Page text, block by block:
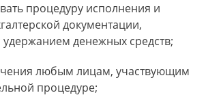
процедуру исполнения и
документации,
удержанием денежных средств;
любым лицам, участвующим
процедуре;